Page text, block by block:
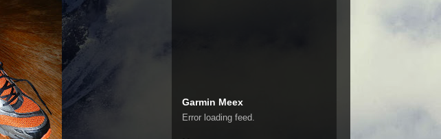
Garmin Meex
Error loading feed.